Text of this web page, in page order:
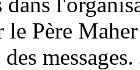
le Père